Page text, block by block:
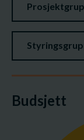
Budsjett